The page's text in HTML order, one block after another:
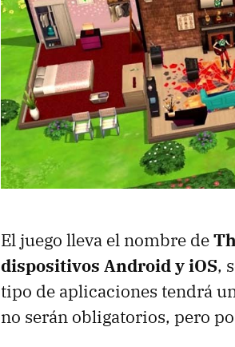
El juego lleva el nombre de
dispositivos Android y iOS,
tipo de aplicaciones tendrá
no serán obligatorios, pero